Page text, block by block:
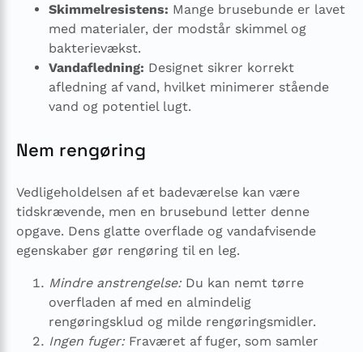
Skimmelresistens: Mange brusebunde er lavet
med materialer, der modstår skimmel og
bakterievækst.
Vandafledning: Designet sikrer korrekt
afledning af vand, hvilket minimerer stående
vand og potentiel lugt.
Nem rengøring
Vedligeholdelsen af et badeværelse kan være
tidskrævende, men en brusebund letter denne
opgave. Dens glatte overflade og vandafvisende
egenskaber gør rengøring til en leg.
Mindre anstrengelse:Du kan nemt tørre
overfladen af med en almindelig
rengøringsklud og milde rengøringsmidler.
Ingen fuger:Fraværet af fuger, som samler